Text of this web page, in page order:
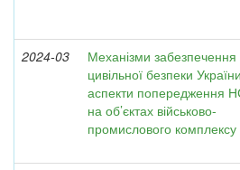
2024-03
Механізми забезпечення
цивільної безпеки
аспекти попередження
на об’єктах військово-
промислового комплексу